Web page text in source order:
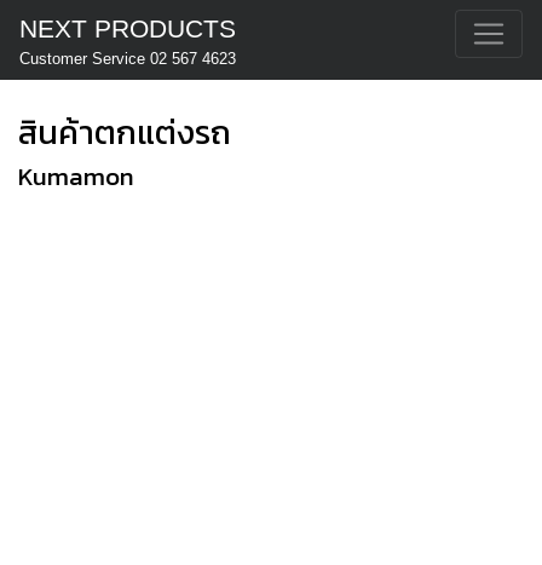
NEXT PRODUCTS
Customer Service 02 567 4623
สินค้าตกแต่งรถ
Kumamon